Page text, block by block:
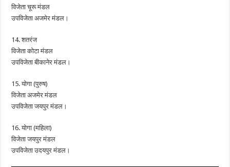
विजेता चूरू मंडल
उपविजेता अजमेर मंडल।
14. शतरंज
विजेता कोटा मंडल
उपविजेता बीकानेर मंडल।
15. योगा (पुरुष)
विजेता अजमेर मंडल
उपविजेता जयपुर मंडल।
16. योगा (महिला)
विजेता जयपुर मंडल
उपविजेता उदयपुर मंडल।